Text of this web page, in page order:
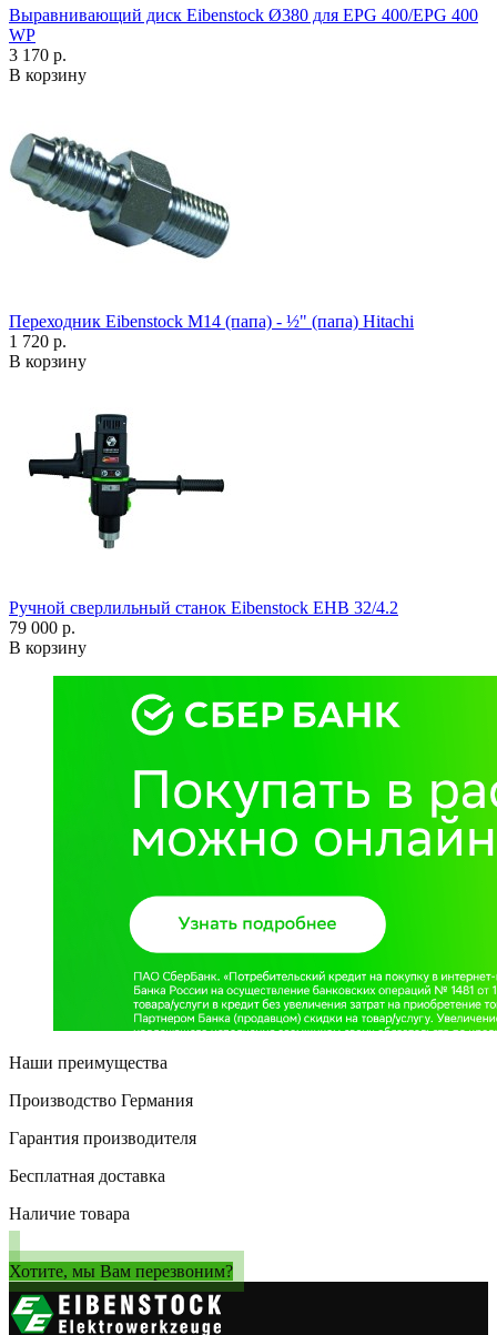
Выравнивающий диск Eibenstock Ø380 для EPG 400/EPG 400
WP
3 170 р.
В корзину
Переходник Eibenstock M14 (папа) - ½" (папа) Hitachi
1 720 р.
В корзину
Ручной сверлильный станок Eibenstock EHB 32/4.2
79 000 р.
В корзину
Наши преимущества
Производство Германия
Гарантия производителя
Бесплатная доставка
Наличие товара
Хотите, мы Вам перезвоним?